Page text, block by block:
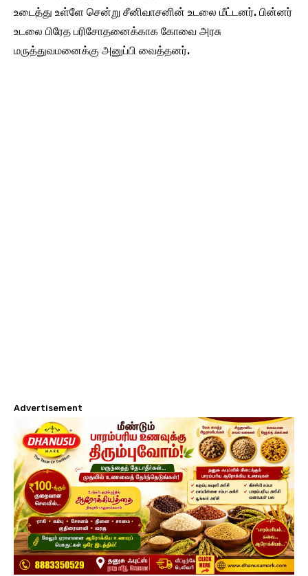
உடைத்து உள்ளே சென்று சீனிவாசனின் உடலை மீட்டனர். பின்னர்
உடலை பிரேத பரிசோதனைக்காக கோவை அரசு
மருத்துவமனைக்கு அனுப்பி வைத்தனர்.
Advertisement